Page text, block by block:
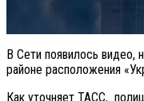
В Сети появилось видео,
районе расположения
Как уточняет ТАСС,